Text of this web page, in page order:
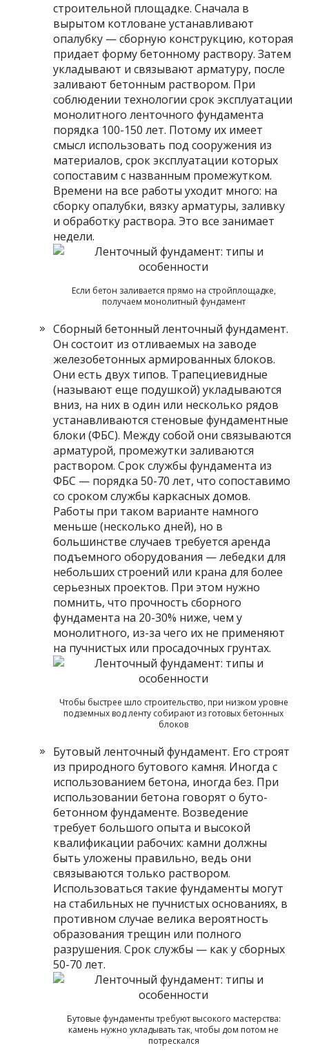
строительной площадке. Сначала в
вырытом котловане устанавливают
опалубку — сборную конструкцию, которая
придает форму бетонному раствору. Затем
укладывают и связывают арматуру, после
заливают бетонным раствором. При
соблюдении технологии срок эксплуатации
монолитного ленточного фундамента
порядка 100-150 лет. Потому их имеет
смысл использовать под сооружения из
материалов, срок эксплуатации которых
сопоставим с названным промежутком.
Времени на все работы уходит много: на
сборку опалубки, вязку арматуры, заливку
и обработку раствора. Это все занимает
недели.
Если бетон заливается прямо на стройплощадке,
получаем монолитный фундамент
Сборный бетонный ленточный фундамент.
Он состоит из отливаемых на заводе
железобетонных армированных блоков.
Они есть двух типов. Трапециевидные
(называют еще подушкой) укладываются
вниз, на них в один или несколько рядов
устанавливаются стеновые фундаментные
блоки (ФБС). Между собой они связываются
арматурой, промежутки заливаются
раствором. Срок службы фундамента из
ФБС — порядка 50-70 лет, что сопоставимо
со сроком службы каркасных домов.
Работы при таком варианте намного
меньше (несколько дней), но в
большинстве случаев требуется аренда
подъемного оборудования — лебедки для
небольших строений или крана для более
серьезных проектов. При этом нужно
помнить, что прочность сборного
фундамента на 20-30% ниже, чем у
монолитного, из-за чего их не применяют
на пучнистых или просадочных грунтах.
Чтобы быстрее шло строительство, при низком уровне
подземных вод ленту собирают из готовых бетонных
блоков
Бутовый ленточный фундамент. Его строят
из природного бутового камня. Иногда с
использованием бетона, иногда без. При
использовании бетона говорят о буто-
бетонном фундаменте. Возведение
требует большого опыта и высокой
квалификации рабочих: камни должны
быть уложены правильно, ведь они
связываются только раствором.
Использоваться такие фундаменты могут
на стабильных не пучнистых основаниях, в
противном случае велика вероятность
образования трещин или полного
разрушения. Срок службы — как у сборных
50-70 лет.
Бутовые фундаменты требуют высокого мастерства:
камень нужно укладывать так, чтобы дом потом не
потрескался